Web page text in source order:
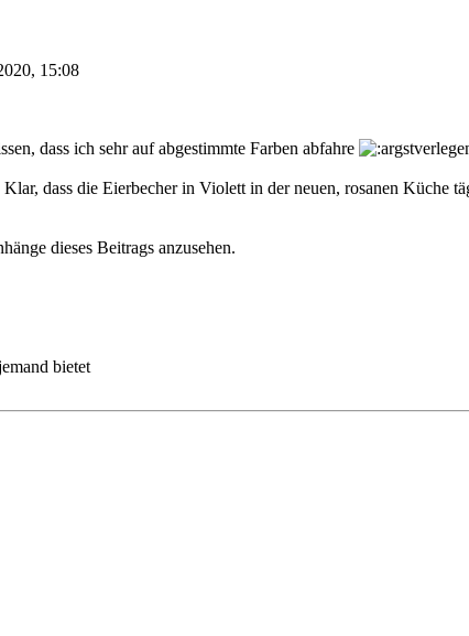
15:08
dass ich sehr auf abgestimmte Farben abfahre
dass die Eierbecher in Violett in der neuen, rosanen Küche
dieses Beitrags anzusehen.
bietet